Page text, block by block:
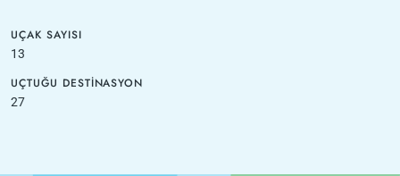
UÇAK SAYISI
13
UÇTUĞU DESTINASYON
27